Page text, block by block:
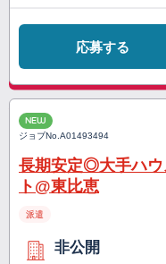
応募する
NEW
ジョブNo.A01493494
長期安定◎大手ハウ
ト@東比恵
派遣
非公開